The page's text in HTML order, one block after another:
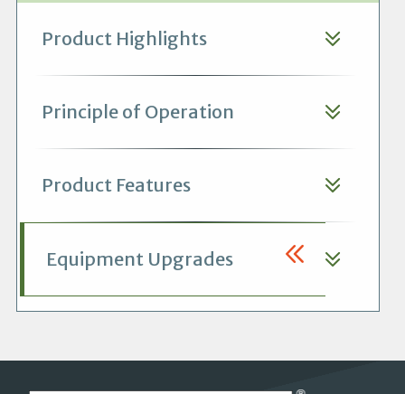
Product Highlights
Principle of Operation
Product Features
Equipment Upgrades